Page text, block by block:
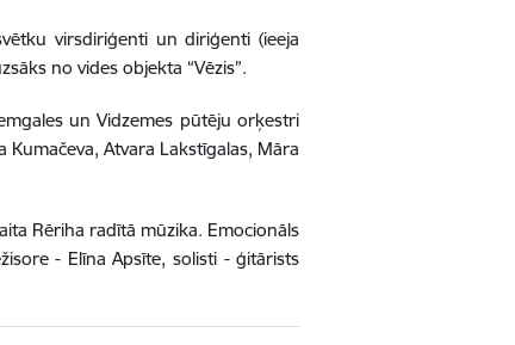
virsdiriģenti un diriģenti (ieeja
no vides objekta “Vēzis”.
un Vidzemes pūtēju orķestri
Atvara Lakstīgalas, Māra
Rēriha radītā mūzika. Emocionāls
- Elīna Apsīte, solisti - ģitārists